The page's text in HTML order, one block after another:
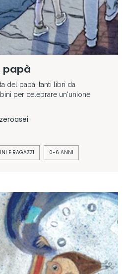
papà
del papà, tanti libri da
per celebrare un'unione
E RAGAZZI 0-6 ANNI